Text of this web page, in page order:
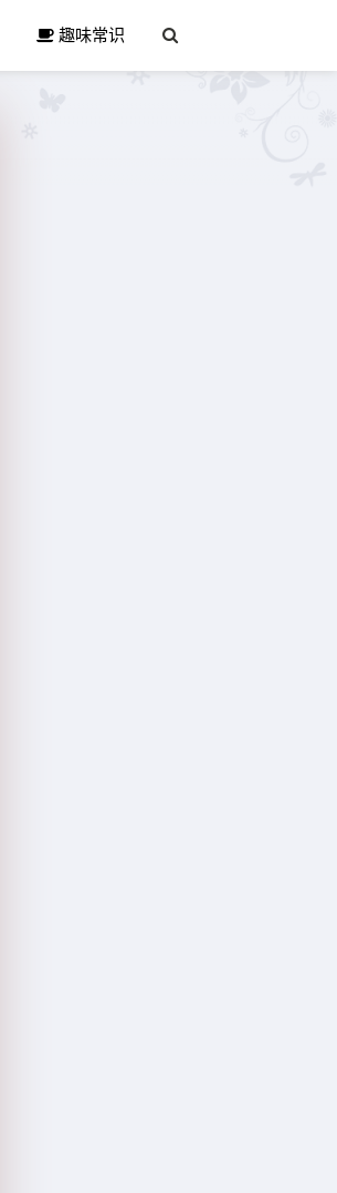
趣味常识